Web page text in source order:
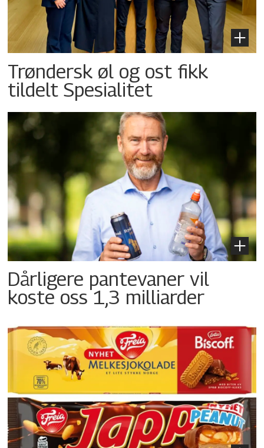
Trøndersk øl og ost fikk
tildelt Spesialitet
Dårligere pantevaner vil
koste oss 1,3 milliarder